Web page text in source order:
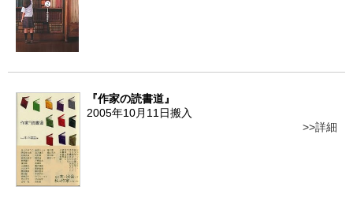
『作家の読書道』
2005年10月11日搬入
詳細